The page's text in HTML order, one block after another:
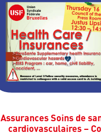
Assurances Soins de
cardiovasculaires –